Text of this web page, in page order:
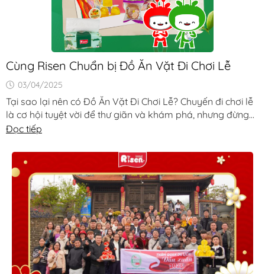
Cùng Risen Chuẩn bị Đồ Ăn Vặt Đi Chơi Lễ
03/04/2025
Tại sao lại nên có Đồ Ăn Vặt Đi Chơi Lễ? Chuyến đi chơi lễ
là cơ hội tuyệt vời để thư giãn và khám phá, nhưng đừng
quên [...]
Đọc tiếp